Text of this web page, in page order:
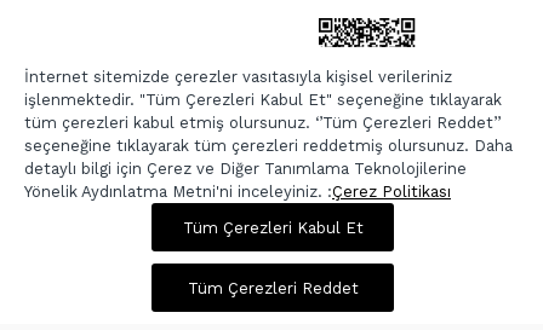
900,00 TL 3.599,00 TL
Sepette %20 İndirim
ETBIS GÜVEN DAMGASI
Copyright © 2026, Berr-In.com, Tüm Hakları Saklıdır.
Tüm Çerezleri Kabul Et
İnternet sitemizde çerezler vasıtasıyla kişisel verileriniz
işlenmektedir. "Tüm Çerezleri Kabul Et" seçeneğine tıklayarak
tüm çerezleri kabul etmiş olursunuz. ‘’Tüm Çerezleri Reddet’’
seçeneğine tıklayarak tüm çerezleri reddetmiş olursunuz. Daha
detaylı bilgi için Çerez ve Diğer Tanımlama Teknolojilerine
Yönelik Aydınlatma Metni'ni inceleyiniz. :Çerez Politikası
Tüm Çerezleri Reddet